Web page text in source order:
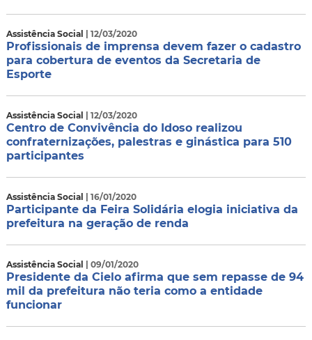
Assistência Social | 12/03/2020
Profissionais de imprensa devem fazer o cadastro
para cobertura de eventos da Secretaria de
Esporte
Assistência Social | 12/03/2020
Centro de Convivência do Idoso realizou
confraternizações, palestras e ginástica para 510
participantes
Assistência Social | 16/01/2020
Participante da Feira Solidária elogia iniciativa da
prefeitura na geração de renda
Assistência Social | 09/01/2020
Presidente da Cielo afirma que sem repasse de 94
mil da prefeitura não teria como a entidade
funcionar